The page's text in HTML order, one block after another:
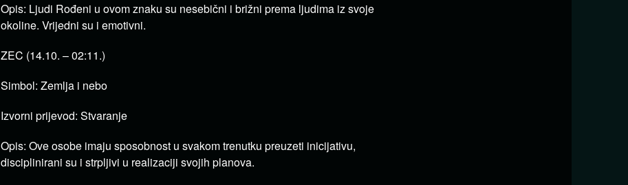
Opis: Ljudi Rođeni u ovom znaku su nesebični i brižni prema ljudima iz svoje
okoline. Vrijedni su i emotivni.
ZEC (14.10. – 02:11.)
Simbol: Zemlja i nebo
Izvorni prijevod: Stvaranje
Opis: Ove osobe imaju sposobnost u svakom trenutku preuzeti inicijativu,
disciplinirani su i strpljivi u realizaciji svojih planova.